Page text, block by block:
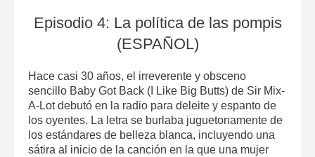
Episodio 4: La política de las pompis
(ESPAÑOL)
Hace casi 30 años, el irreverente y obsceno
sencillo Baby Got Back (I Like Big Butts) de Sir Mix-
A-Lot debutó en la radio para deleite y espanto de
los oyentes. La letra se burlaba juguetonamente de
los estándares de belleza blanca, incluyendo una
sátira al inicio de la canción en la que una mujer